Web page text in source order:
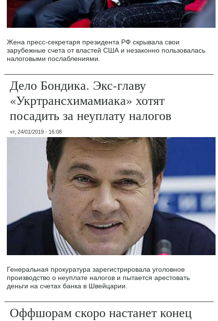
Жена пресс-секретаря президента РФ скрывала свои
зарубежные счета от властей США и незаконно пользовалась
налоговыми послаблениями.
Дело Бондика. Экс-главу
«Укртрансхимамиака» хотят
посадить за неуплату налогов
чт, 24/01/2019 - 16:08
Генеральная прокуратура зарегистрировала уголовное
производство о неуплате налогов и пытается арестовать
деньги на счетах банка в Швейцарии.
Оффшорам скоро настанет конец